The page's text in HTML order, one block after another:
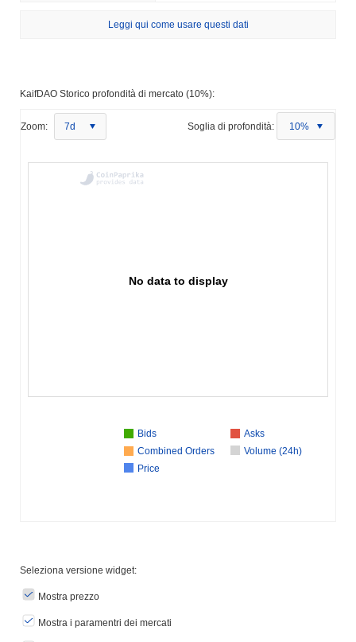
Leggi qui come usare questi dati
KaifDAO Storico profondità di mercato (10%):
Zoom: 7d Soglia di profondità: 10%
No data to display
Bids
Asks
Combined Orders
Volume (24h)
Price
Seleziona versione widget:
Mostra prezzo
Mostra i paramentri dei mercati